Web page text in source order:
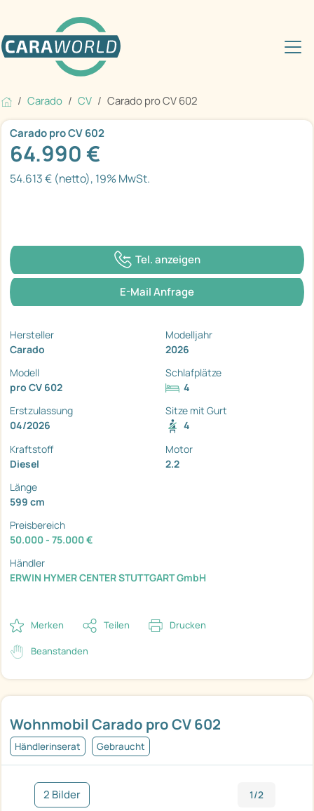
Carado CV Carado pro CV 602
Wohnmobil Carado pro CV 602
Händlerinserat Gebraucht
2 Bilder 1/2
Carado pro CV 602
64.990 €
54.613 € (netto), 19% MwSt.
Tel. anzeigen
E-Mail Anfrage
Hersteller
Carado
Modelljahr
2026
Modell
pro CV 602
Schlafplätze
4
Erstzulassung
04/2026
Sitze mit Gurt
4
Kraftstoff
Diesel
Motor
2.2
Länge
599 cm
Preisbereich
50.000 - 75.000 €
Händler
ERWIN HYMER CENTER STUTTGART GmbH
Merken Teilen Drucken
Beanstanden